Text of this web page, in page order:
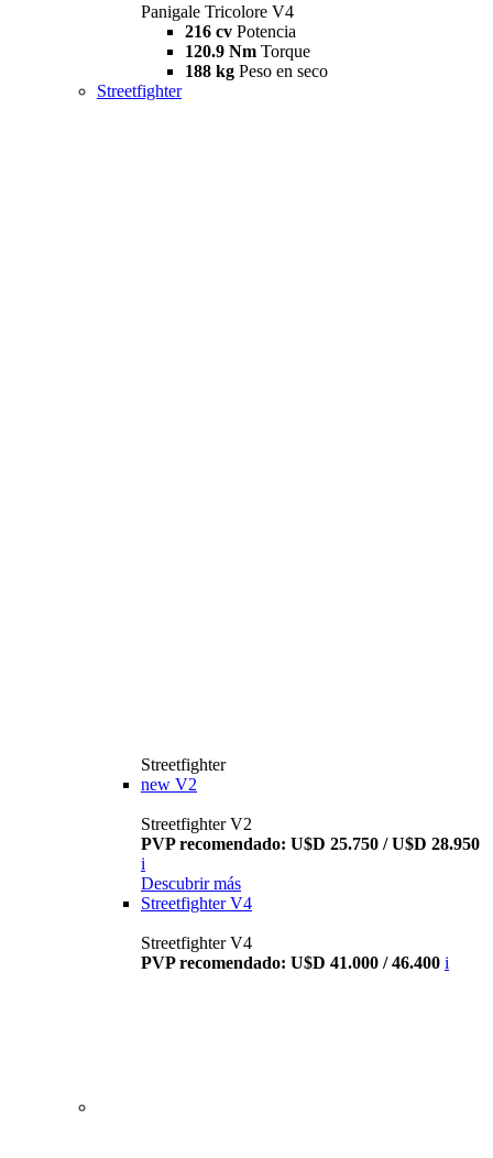
Panigale Tricolore V4
216 cv Potencia
120.9 Nm Torque
188 kg Peso en seco
Streetfighter
Streetfighter
new V2
Streetfighter V2
PVP recomendado: U$D 25.750 / U$D 28.950
i
Descubrir más
Streetfighter V4
Streetfighter V4
PVP recomendado: U$D 41.000 / 46.400 i